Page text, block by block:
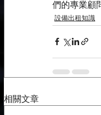
們的專業顧
設備出租知識
相關文章